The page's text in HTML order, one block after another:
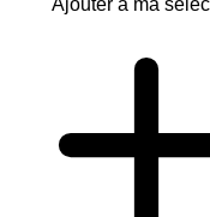
Ajouter à ma